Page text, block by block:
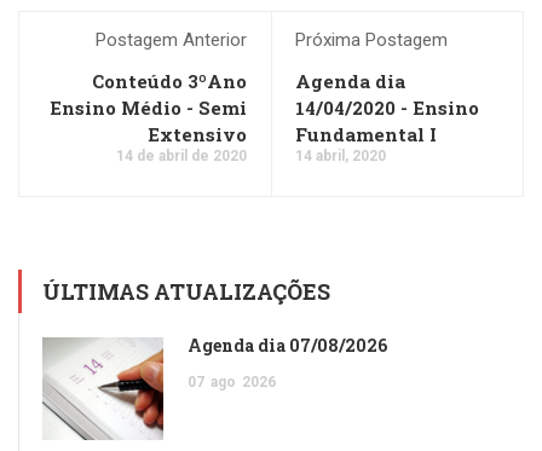
Postagem Anterior
Conteúdo 3ºAno
Ensino Médio - Semi
Extensivo
14 de abril de 2020
Próxima Postagem
Agenda dia
14/04/2020 - Ensino
Fundamental I
14 abril, 2020
ÚLTIMAS ATUALIZAÇÕES
Agenda dia 07/08/2026
07 ago 2026